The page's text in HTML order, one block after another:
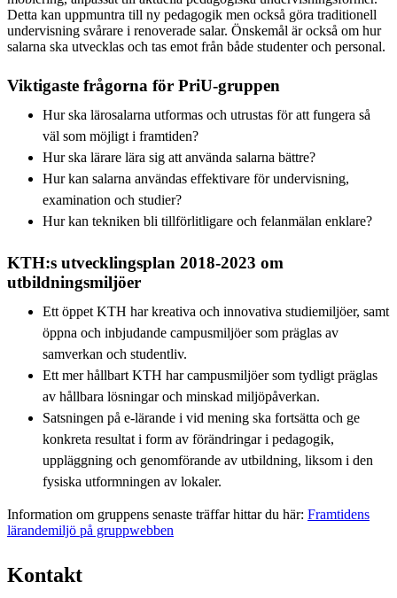
Detta kan uppmuntra till ny pedagogik men också göra traditionell
undervisning svårare i renoverade salar. Önskemål är också om hur
salarna ska utvecklas och tas emot från både studenter och personal.
Viktigaste frågorna för PriU-gruppen
Hur ska lärosalarna utformas och utrustas för att fungera så
väl som möjligt i framtiden?
Hur ska lärare lära sig att använda salarna bättre?
Hur kan salarna användas effektivare för undervisning,
examination och studier?
Hur kan tekniken bli tillförlitligare och felanmälan enklare?
KTH:s utvecklingsplan 2018-2023 om
utbildningsmiljöer
Ett öppet KTH har kreativa och innovativa studiemiljöer, samt
öppna och inbjudande campusmiljöer som präglas av
samverkan och studentliv.
Ett mer hållbart KTH har campusmiljöer som tydligt präglas
av hållbara lösningar och minskad miljöpåverkan.
Satsningen på e-lärande i vid mening ska fortsätta och ge
konkreta resultat i form av förändringar i pedagogik,
uppläggning och genomförande av utbildning, liksom i den
fysiska utformningen av lokaler.
Information om gruppens senaste träffar hittar du här: Framtidens
lärandemiljö på gruppwebben
Kontakt